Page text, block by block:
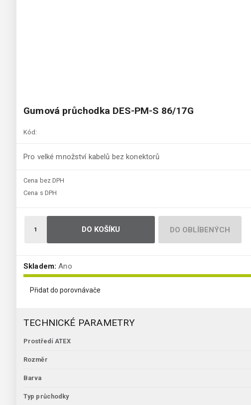
Gumová průchodka DES-PM-S 86/17G
Kód:
Pro velké množství kabelů bez konektorů
Cena bez DPH
Cena s DPH
DO KOŠÍKU DO OBLÍBENÝCH
Skladem: Ano
Přidat do porovnávače
TECHNICKÉ PARAMETRY
Prostředí ATEX
Rozměr
Barva
Typ průchodky